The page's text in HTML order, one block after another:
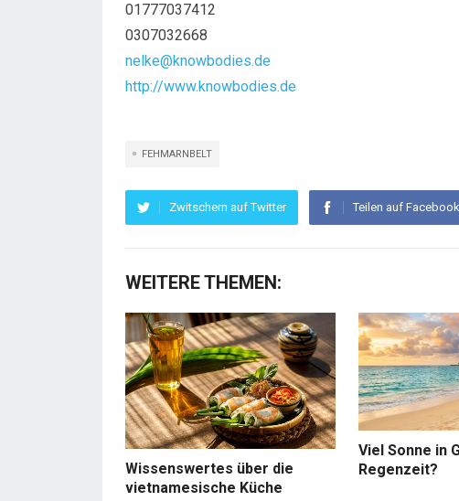
01777037412
0307032668
nelke@knowbodies.de
http://www.knowbodies.de
FEHMARNBELT
Zwitschern auf Twitter Teilen auf Facebook
WEITERE THEMEN:
Wissenswertes über die
vietnamesische Küche
Viel Sonne in
Regenzeit?